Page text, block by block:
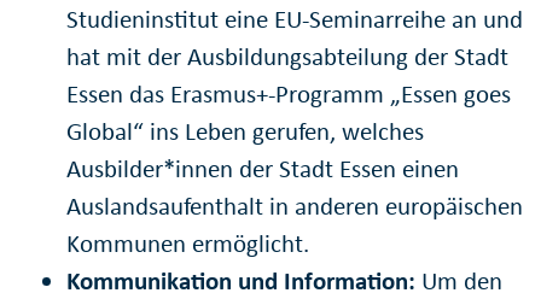
Studieninstitut eine EU-Seminarreihe an und
hat mit der Ausbildungsabteilung der Stadt
Essen das Erasmus+-Programm „Essen goes
Global“ ins Leben gerufen, welches
Ausbilder*innen der Stadt Essen einen
Auslandsaufenthalt in anderen europäischen
Kommunen ermöglicht.
Kommunikation und Information: Um den